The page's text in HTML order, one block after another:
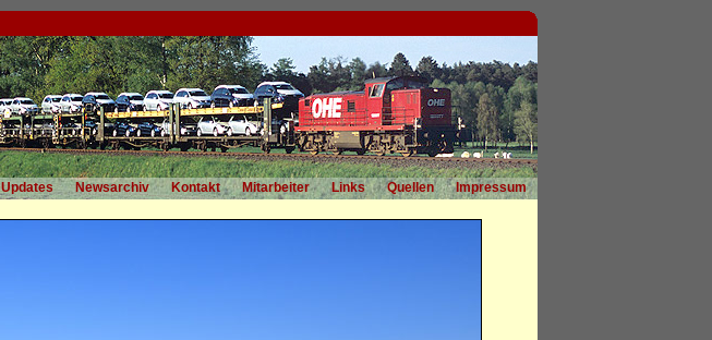
Updates Newsarchiv Kontakt Mitarbeiter Links Quellen
Impressum